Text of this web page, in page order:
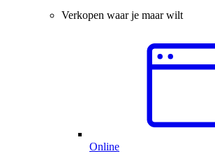
Verkopen waar je maar wilt
Online